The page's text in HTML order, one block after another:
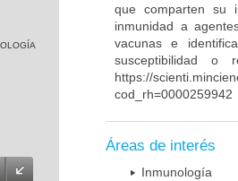
que comparten su
inmunidad a
vacunas e
susceptibilidad o
https://
cod_rh=0000259942
Áreas de interés
Inmunología